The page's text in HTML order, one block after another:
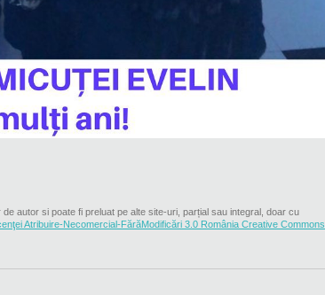
autor si poate fi preluat pe alte site-uri, parțial sau integral, doar cu
Atribuire-Necomercial-FărăModificări 3.0 România Creative Commons